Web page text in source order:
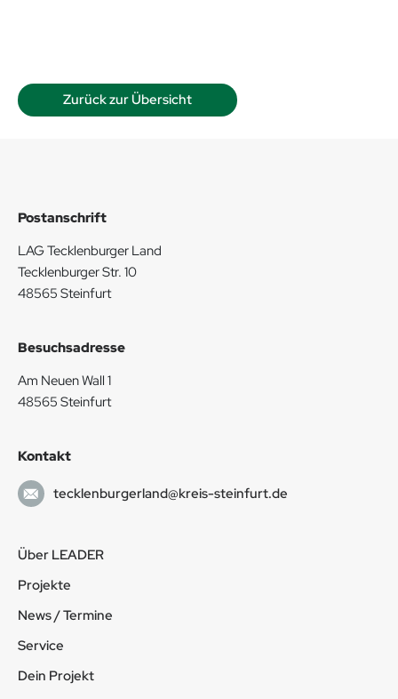
Zurück zur Übersicht
Postanschrift
LAG Tecklenburger Land
Tecklenburger Str. 10
48565 Steinfurt
Besuchsadresse
Am Neuen Wall 1
48565 Steinfurt
Kontakt
tecklenburgerland@kreis-steinfurt.de
Über LEADER
Projekte
News / Termine
Service
Dein Projekt